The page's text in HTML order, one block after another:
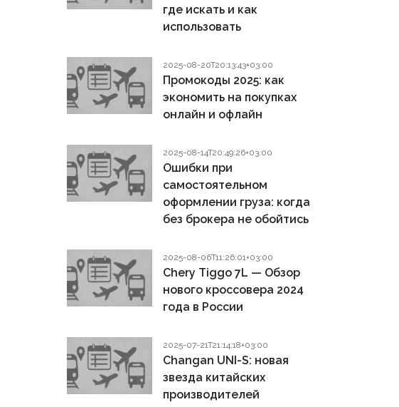
где искать и как
использовать
2025-08-20T20:13:43+03:00
Промокоды 2025: как
экономить на покупках
онлайн и офлайн
2025-08-14T20:49:26+03:00
Ошибки при
самостоятельном
оформлении груза: когда
без брокера не обойтись
2025-08-06T11:26:01+03:00
Chery Tiggo 7L — Обзор
нового кроссовера 2024
года в России
2025-07-21T21:14:18+03:00
Changan UNI-S: новая
звезда китайских
производителей